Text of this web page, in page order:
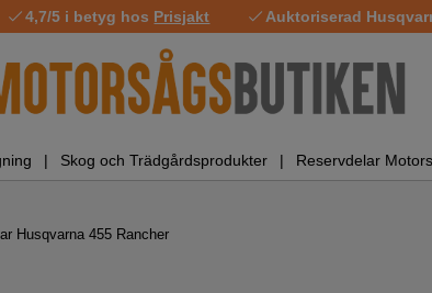
4,7/5 i betyg hos Prisjakt Auktoriserad
Skog och Trädgårdsprodukter Reservdelar
Husqvarna 455 Rancher